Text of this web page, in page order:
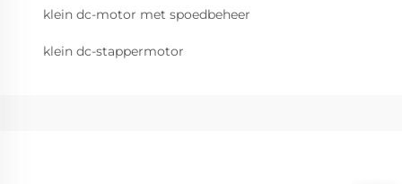
klein dc-motor met spoedbeheer
klein dc-stappermotor